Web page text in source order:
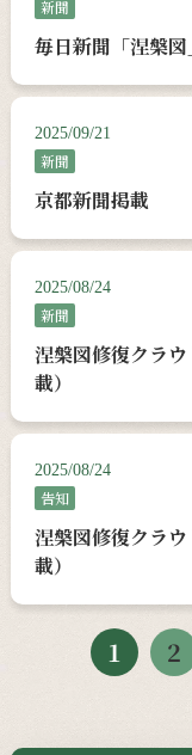
新聞
毎日新聞「涅槃
2025/09/21
新聞
京都新聞掲載
2025/08/24
新聞
涅槃図修復クラ
載）
2025/08/24
告知
涅槃図修復クラ
載）
1 2